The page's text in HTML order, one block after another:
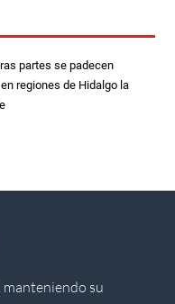
partes se padecen
regiones de Hidalgo la
manteniendo su